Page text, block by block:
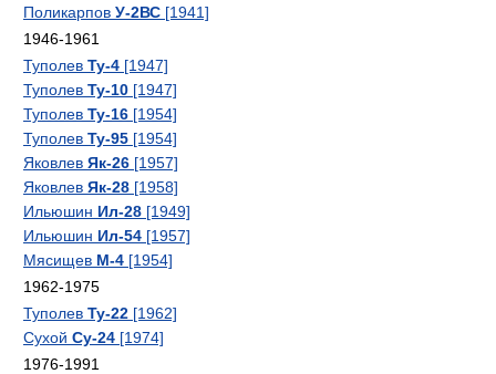
Поликарпов У-2ВС [1941]
1946-1961
Туполев Ту-4 [1947]
Туполев Ту-10 [1947]
Туполев Ту-16 [1954]
Туполев Ту-95 [1954]
Яковлев Як-26 [1957]
Яковлев Як-28 [1958]
Ильюшин Ил-28 [1949]
Ильюшин Ил-54 [1957]
Мясищев М-4 [1954]
1962-1975
Туполев Ту-22 [1962]
Сухой Су-24 [1974]
1976-1991